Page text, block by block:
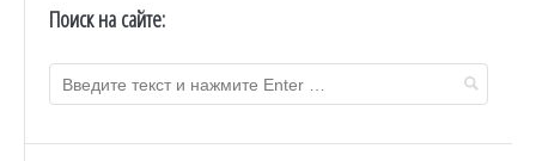
Поиск на сайте: